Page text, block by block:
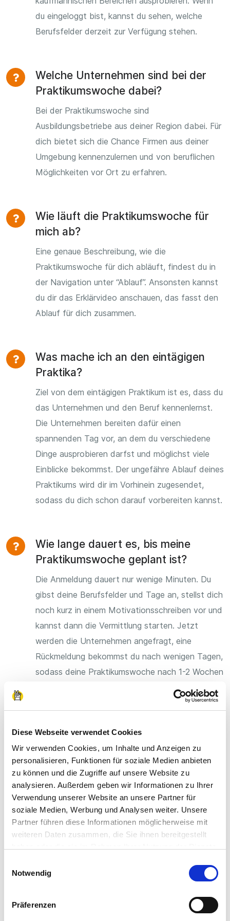
Diese Webseite verwendet Cookies
Wir verwenden Cookies, um Inhalte und Anzeigen zu
personalisieren, Funktionen für soziale Medien anbieten
zu können und die Zugriffe auf unsere Website zu
analysieren. Außerdem geben wir Informationen zu Ihrer
Verwendung unserer Website an unsere Partner für
soziale Medien, Werbung und Analysen weiter. Unsere
Partner führen diese Informationen möglicherweise mit
weiteren Daten zusammen, die Sie ihnen bereitgestellt
Impressum
Notwendig
Präferenzen
du eingeloggt bist, kannst du sehen, welche
Berufsfelder derzeit zur Verfügung stehen.
Welche Unternehmen sind bei der
Praktikumswoche dabei?
Bei der Praktikumswoche sind
Ausbildungsbetriebe aus deiner Region dabei. Für
dich bietet sich die Chance Firmen aus deiner
Umgebung kennenzulernen und von beruflichen
Möglichkeiten vor Ort zu erfahren.
Wie läuft die Praktikumswoche für
mich ab?
Eine genaue Beschreibung, wie die
Praktikumswoche für dich abläuft, findest du in
der Navigation unter “Ablauf”. Ansonsten kannst
du dir das Erklärvideo anschauen, das fasst den
Ablauf für dich zusammen.
Was mache ich an den eintägigen
Praktika?
Ziel von dem eintägigen Praktikum ist es, dass du
das Unternehmen und den Beruf kennenlernst.
Die Unternehmen bereiten dafür einen
spannenden Tag vor, an dem du verschiedene
Dinge ausprobieren darfst und möglichst viele
Einblicke bekommst. Der ungefähre Ablauf deines
Praktikums wird dir im Vorhinein zugesendet,
sodass du dich schon darauf vorbereiten kannst.
Wie lange dauert es, bis meine
Praktikumswoche geplant ist?
Die Anmeldung dauert nur wenige Minuten. Du
gibst deine Berufsfelder und Tage an, stellst dich
noch kurz in einem Motivationsschreiben vor und
kannst dann die Vermittlung starten. Jetzt
werden die Unternehmen angefragt, eine
Rückmeldung bekommst du nach wenigen Tagen,
sodass deine Praktikumswoche nach 1-2 Wochen
Ich habe von einem Unternehmen
eine Zusage, was passiert jetzt?
Wenn du von einem Unternehmen eine Zusage
bekommen hast, steht das Praktikum fest.
Informationen dazu, wo du wann sein musst
oder ob du noch etwas brauchst, stehen in der
Detailansicht der Praktikumsstelle. Wenn du noch
Praktikumsstelle steht.